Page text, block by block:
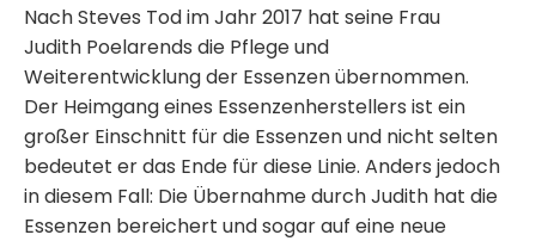
Nach Steves Tod im Jahr 2017 hat seine Frau
Judith Poelarends die Pflege und
Weiterentwicklung der Essenzen übernommen.
Der Heimgang eines Essenzenherstellers ist ein
großer Einschnitt für die Essenzen und nicht selten
bedeutet er das Ende für diese Linie. Anders jedoch
in diesem Fall: Die Übernahme durch Judith hat die
Essenzen bereichert und sogar auf eine neue